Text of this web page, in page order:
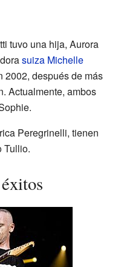
tuvo una hija, Aurora
suiza Michelle
2002, después de más
Actualmente, ambos
Peregrinelli, tienen
Tullio.